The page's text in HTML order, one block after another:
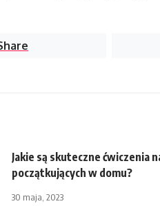
Jakie są skuteczne ćwiczenia
początkujących w domu?
30 maja, 2023